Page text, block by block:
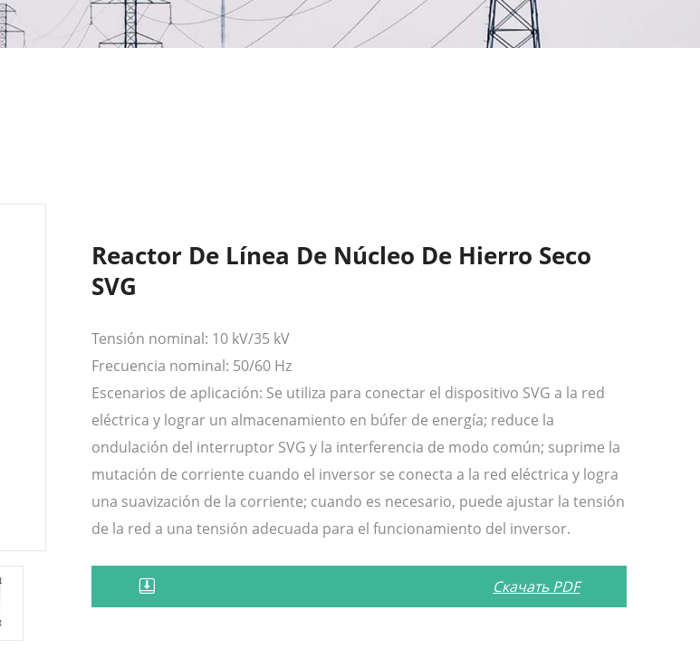
Reactor De Línea De Núcleo De Hierro Seco
SVG
Tensión nominal: 10 kV/35 kV
Frecuencia nominal: 50/60 Hz
Escenarios de aplicación: Se utiliza para conectar el dispositivo SVG a la red
eléctrica y lograr un almacenamiento en búfer de energía; reduce la
ondulación del interruptor SVG y la interferencia de modo común; suprime la
mutación de corriente cuando el inversor se conecta a la red eléctrica y logra
una suavización de la corriente; cuando es necesario, puede ajustar la tensión
de la red a una tensión adecuada para el funcionamiento del inversor.
Скачать PDF